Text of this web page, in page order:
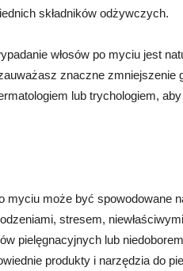
składników odżywczych.
włosów po myciu jest
znaczne zmniejszenie
lub trychologiem,
myciu może być spowodowane
stresem,
pielęgnacyjnych lub
produkty i narzędzia do